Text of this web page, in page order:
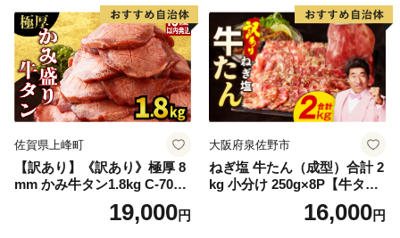
厚切り タン
佐賀県上峰町
【訳あり】《訳あり》極厚 8
mm かみ牛タン1.8kg C-709-
19,000円
大阪府泉佐野市
ねぎ塩 牛たん（成型）合計 2
kg 小分け 250g×8P【牛タン
牛肉 焼肉用 薄切り 訳あり サ
16,000円